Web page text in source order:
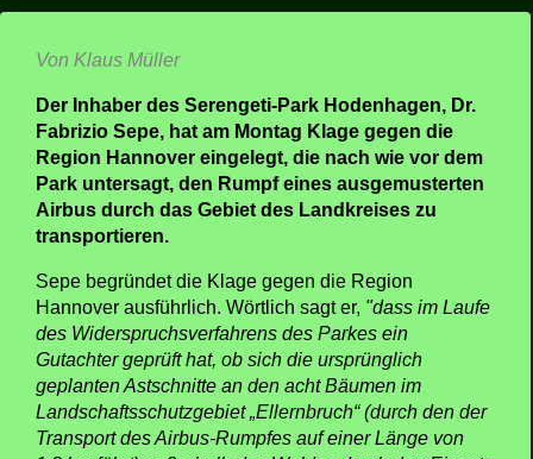
Von Klaus Müller
Der Inhaber des Serengeti-Park Hodenhagen, Dr.
Fabrizio Sepe, hat am Montag Klage gegen die
Region Hannover eingelegt, die nach wie vor dem
Park untersagt, den Rumpf eines ausgemusterten
Airbus durch das Gebiet des Landkreises zu
transportieren.
Sepe begründet die Klage gegen die Region
Hannover ausführlich. Wörtlich sagt er, "dass im Laufe
des Widerspruchsverfahrens des Parkes ein
Gutachter geprüft hat, ob sich die ursprünglich
geplanten Astschnitte an den acht Bäumen im
Landschaftsschutzgebiet „Ellernbruch“ (durch den der
Transport des Airbus-Rumpfes auf einer Länge von